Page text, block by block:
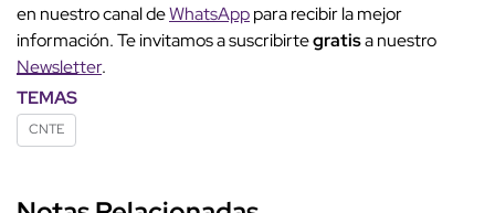
en nuestro canal deWhatsApppara recibir la mejor
información. Te invitamos a suscribirtegratisa nuestro
Newsletter.
TEMAS
CNTE